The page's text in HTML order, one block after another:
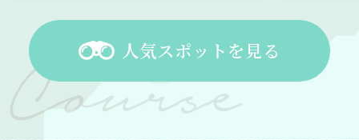
人気スポットを見る